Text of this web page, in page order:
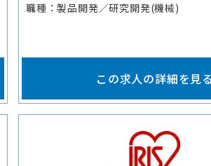
職種
製品開発／研究開発(機械)
この求人の詳細を見る